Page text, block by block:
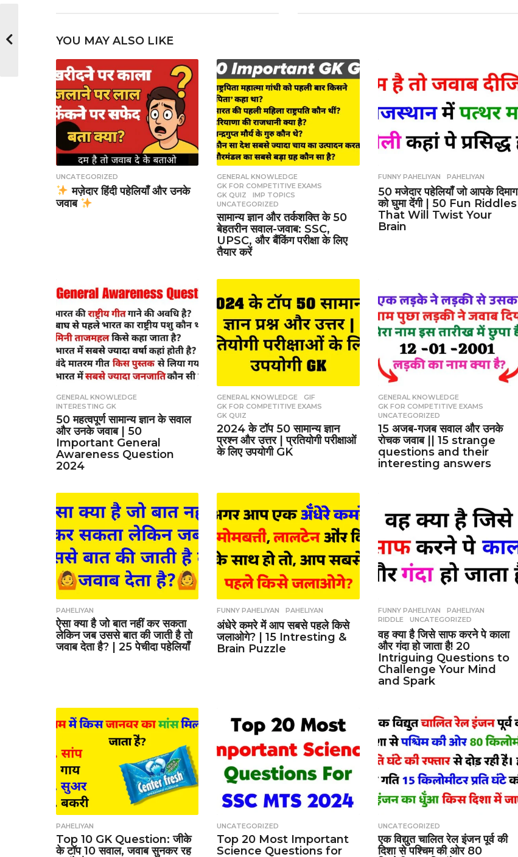
YOU MAY ALSO LIKE
UNCATEGORIZED
मज़ेदार हिंदी पहेलियाँ और उनके
जवाब
GENERAL KNOWLEDGE
GK FOR COMPETITIVE EXAMS
GK QUIZ
,IMP TOPICS
UNCATEGORIZED
सामान्य ज्ञान और तर्कशक्ति के 50
बेहतरीन सवाल-जवाब: SSC,
UPSC, और बैंकिंग परीक्षा के लिए
तैयार करें
FUNNY PAHELIYAN ,PAHELIYAN
50 मजेदार पहेलियाँ जो आपके दिमाग
को घुमा देंगी | 50 Fun Riddles
That Will Twist Your
Brain
GENERAL KNOWLEDGE
INTERESTING GK
50 महत्वपूर्ण सामान्य ज्ञान के सवाल
और उनके जवाब | 50
Important General
Awareness Question
2024
GENERAL KNOWLEDGE ,GIF
GK FOR COMPETITIVE EXAMS
GK QUIZ
2024 के टॉप 50 सामान्य ज्ञान
प्रश्न और उत्तर | प्रतियोगी परीक्षाओं
के लिए उपयोगी GK
GENERAL KNOWLEDGE
GK FOR COMPETITIVE EXAMS
UNCATEGORIZED
15 अजब-गजब सवाल और उनके
रोचक जवाब || 15 strange
questions and their
interesting answers
PAHELIYAN
ऐसा क्या है जो बात नहीं कर सकता
लेकिन जब उससे बात की जाती है तो
जवाब देता है? | 25 पेचीदा पहेलियाँ
FUNNY PAHELIYAN ,PAHELIYAN
अंधेरे कमरे में आप सबसे पहले किसे
जलाओगे? | 15 Intresting &
Brain Puzzle
FUNNY PAHELIYAN ,PAHELIYAN
RIDDLE
,UNCATEGORIZED
वह क्या है जिसे साफ करने पे काला
और गंदा हो जाता है! 20
Intriguing Questions to
Challenge Your Mind
and Spark
PAHELIYAN
Top 10 GK Question: जीके
के टॉप 10 सवाल, जवाब सुनकर रह
UNCATEGORIZED
Top 20 Most Important
Science Questions for
UNCATEGORIZED
एक विद्युत चालित रेल इंजन पूर्व की
दिशा से पश्चिम की ओर 80